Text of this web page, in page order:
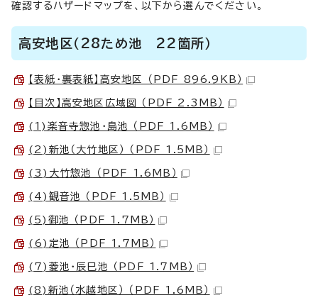
確認するハザードマップを、以下から選んでください。
高安地区（28ため池 22箇所）
【表紙・裏表紙】高安地区 （PDF 896.9KB）
【目次】高安地区広域図 （PDF 2.3MB）
(1)楽音寺惣池・島池 （PDF 1.6MB）
(2)新池（大竹地区） （PDF 1.5MB）
(3)大竹惣池 （PDF 1.6MB）
(4)観音池 （PDF 1.5MB）
(5)御池 （PDF 1.7MB）
(6)定池 （PDF 1.7MB）
(7)菱池・辰巳池 （PDF 1.7MB）
(8)新池（水越地区） （PDF 1.6MB）